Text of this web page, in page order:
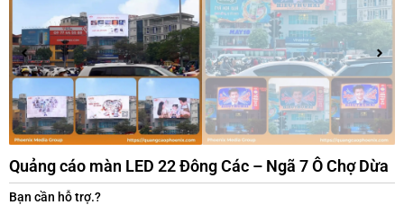
Quảng cáo màn LED 22 Đông Các – Ngã 7 Ô Chợ Dừa
Bạn cần hỗ trợ.?